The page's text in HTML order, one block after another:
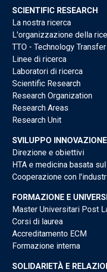
SCIENTIFIC RESEARCH
La nostra ricerca
L'organizzazione della
TTO - Technology
Linee di ricerca
Laboratori di ricerca
Scientific Research
Research Organization
Research Areas
Research Unit
SVILUPPO INNOVAZIONE
Direzione e obiettivi
HTA e medicina basata
Cooperazione con
FORMAZIONE E
Master Universitari Post
Corsi di laurea
Accreditamento ECM
Formazione interna
SOLIDARIETÀ E